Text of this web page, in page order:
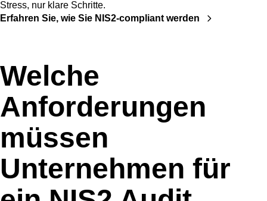
Stress, nur klare Schritte.
Erfahren Sie, wie Sie NIS2-compliant werden
Welche
Anforderungen
müssen
Unternehmen für